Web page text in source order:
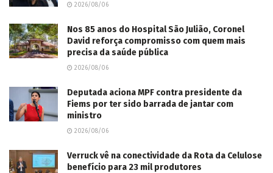
2026/08/06
Nos 85 anos do Hospital São Julião, Coronel
David reforça compromisso com quem mais
precisa da saúde pública
2026/08/06
Deputada aciona MPF contra presidente da
Fiems por ter sido barrada de jantar com
ministro
2026/08/06
Verruck vê na conectividade da Rota da Celulose
benefício para 23 mil produtores